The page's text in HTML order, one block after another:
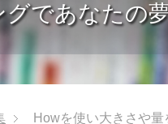
であなたの
Howを使い大きさや